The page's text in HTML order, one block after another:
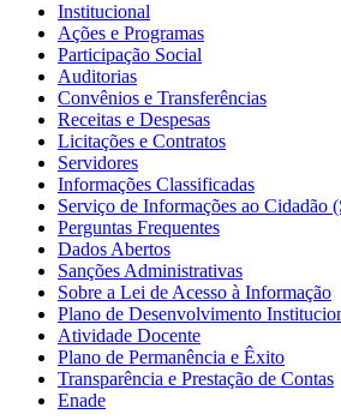
Institucional
Ações e Programas
Participação Social
Auditorias
Convênios e Transferências
Receitas e Despesas
Licitações e Contratos
Servidores
Informações Classificadas
Serviço de Informações ao Cidadão
Perguntas Frequentes
Dados Abertos
Sanções Administrativas
Sobre a Lei de Acesso à Informação
Plano de Desenvolvimento
Atividade Docente
Plano de Permanência e Êxito
Transparência e Prestação de Contas
Enade